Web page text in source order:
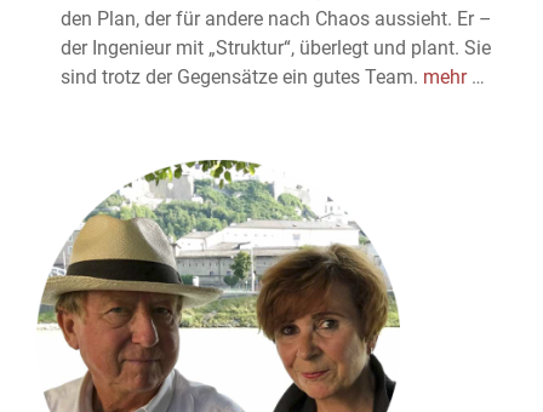
den Plan, der für andere nach Chaos aussieht. Er –
der Ingenieur mit „Struktur“, überlegt und plant. Sie
sind trotz der Gegensätze ein gutes Team. mehr …